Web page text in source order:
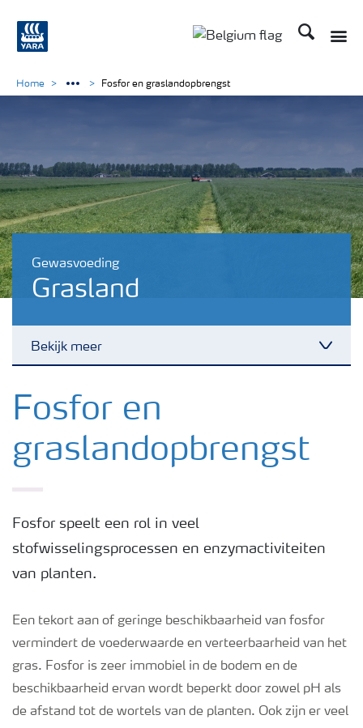
Zoek op
Gewasvoeding
Grasland
Bekijk meer
Nieuwsbrieven
Gewassen
Toolbox
Podcasts
Home Fosfor en graslandopbrengst
Fosfor en
graslandopbrengst
Fosfor speelt een rol in veel
stofwisselingsprocessen en enzymactiviteiten
van planten.
Een tekort aan of geringe beschikbaarheid van fosfor
vermindert de voederwaarde en verteerbaarheid van het
gras. Fosfor is zeer immobiel in de bodem en de
beschikbaarheid ervan wordt beperkt door zowel pH als
de afstand tot de wortels van de planten. Ook zijn er veel